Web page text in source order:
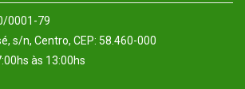
0001-79
s/n, Centro, CEP: 58.460-000
às 13:00hs